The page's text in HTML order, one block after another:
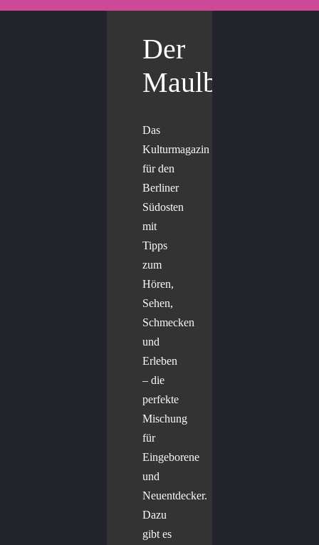
Der
Maulbär
Das
Kulturmagazin
für den
Berliner
Südosten
mit
Tipps
zum
Hören,
Sehen,
Schmecken
und
Erleben
– die
perfekte
Mischung
für
Eingeborene
und
Neuentdecker.
Dazu
gibt es